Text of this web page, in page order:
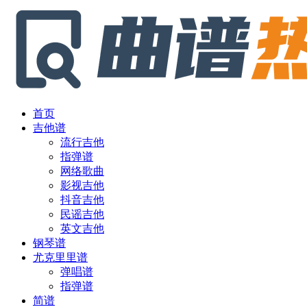
首页
吉他谱
流行吉他
指弹谱
网络歌曲
影视吉他
抖音吉他
民谣吉他
英文吉他
钢琴谱
尤克里里谱
弹唱谱
指弹谱
简谱